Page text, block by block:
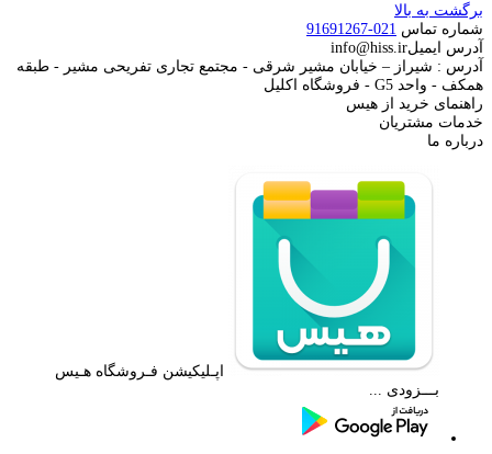
برگشت به بالا
شماره تماس 021-91691267
آدرس ایمیلinfo@hiss.ir
آدرس : شیراز – خیابان مشیر شرقی - مجتمع تجاری تفریحی مشیر - طبقه
همکف - واحد G5 - فروشگاه اکلیل
راهنمای خرید از هیس
خدمات مشتریان
درباره ما
اپـلیکیشن فـروشگاه هـیس
بـــزودی ...